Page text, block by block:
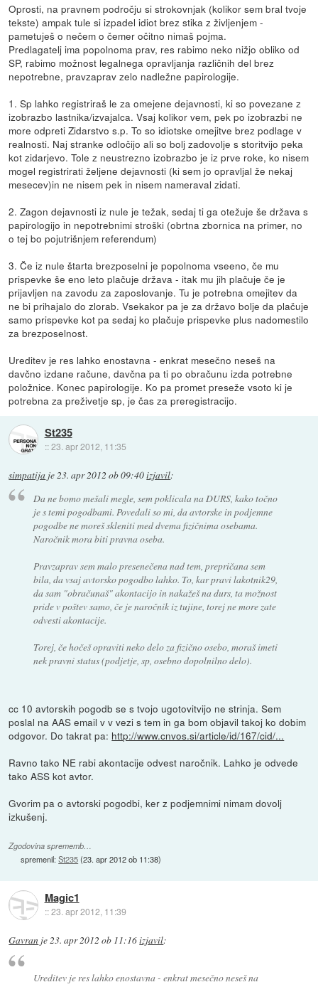
Oprosti, na pravnem področju si strokovnjak (kolikor sem bral tvoje
tekste) ampak tule si izpadel idiot brez stika z življenjem -
pametuješ o nečem o čemer očitno nimaš pojma.
Predlagatelj ima popolnoma prav, res rabimo neko nižjo obliko od
SP, rabimo možnost legalnega opravljanja različnih del brez
nepotrebne, pravzaprav zelo nadležne papirologije.
1. Sp lahko registriraš le za omejene dejavnosti, ki so povezane z
izobrazbo lastnika/izvajalca. Vsaj kolikor vem, pek po izobrazbi ne
more odpreti Zidarstvo s.p. To so idiotske omejitve brez podlage v
realnosti. Naj stranke odločijo ali so bolj zadovolje s storitvijo peka
kot zidarjevo. Tole z neustrezno izobrazbo je iz prve roke, ko nisem
mogel registrirati željene dejavnosti (ki sem jo opravljal že nekaj
mesecev)in ne nisem pek in nisem nameraval zidati.
2. Zagon dejavnosti iz nule je težak, sedaj ti ga otežuje še država s
papirologijo in nepotrebnimi stroški (obrtna zbornica na primer, no
o tej bo pojutrišnjem referendum)
3. Če iz nule štarta brezposelni je popolnoma vseeno, če mu
prispevke še eno leto plačuje država - itak mu jih plačuje če je
prijavljen na zavodu za zaposlovanje. Tu je potrebna omejitev da
ne bi prihajalo do zlorab. Vsekakor pa je za državo bolje da plačuje
samo prispevke kot pa sedaj ko plačuje prispevke plus nadomestilo
za brezposelnost.
Ureditev je res lahko enostavna - enkrat mesečno neseš na
davčno izdane račune, davčna pa ti po obračunu izda potrebne
položnice. Konec papirologije. Ko pa promet preseže vsoto ki je
potrebna za preživetje sp, je čas za preregistracijo.
St235
::23. apr 2012, 11:35
simpatija je 23. apr 2012 ob 09:40izjavil:
Da ne bomo mešali megle, sem poklicala na DURS, kako točno
je s temi pogodbami. Povedali so mi, da avtorske in podjemne
pogodbe ne moreš skleniti med dvema fizičnima osebama.
Naročnik mora biti pravna oseba.
Pravzaprav sem malo presenečena nad tem, prepričana sem
bila, da vsaj avtorsko pogodbo lahko. To, kar pravi lakotnik29,
da sam "obračunaš" akontacijo in nakažeš na durs, ta možnost
pride v poštev samo, če je naročnik iz tujine, torej ne more zate
odvesti akontacije.
Torej, če hočeš opraviti neko delo za fizično osebo, moraš imeti
nek pravni status (podjetje, sp, osebno dopolnilno delo).
cc 10 avtorskih pogodb se s tvojo ugotovitvijo ne strinja. Sem
poslal na AAS email v v vezi s tem in ga bom objavil takoj ko dobim
odgovor. Do takrat pa: http://www.cnvos.si/article/id/167/cid/...
Ravno tako NE rabi akontacije odvest naročnik. Lahko je odvede
tako ASS kot avtor.
Gvorim pa o avtorski pogodbi, ker z podjemnimi nimam dovolj
izkušenj.
Zgodovina sprememb…
spremenil:St235(23. apr 2012 ob 11:38)
Magic1
::23. apr 2012, 11:39
Gavran je23. apr 2012 ob 11:16izjavil:
Ureditev je res lahko enostavna - enkrat mesečno neseš na